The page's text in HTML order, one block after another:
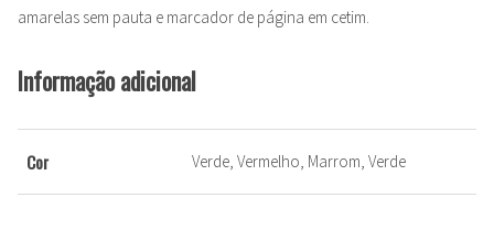
amarelas sem pauta e marcador de página em cetim.
Informação adicional
Cor Verde, Vermelho, Marrom, Verde